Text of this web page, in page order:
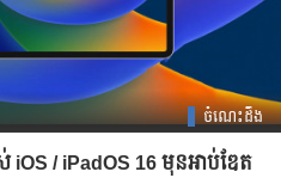
ចំណេះដឹង
iOS / iPadOS 16 មុនអាប់ឌែត